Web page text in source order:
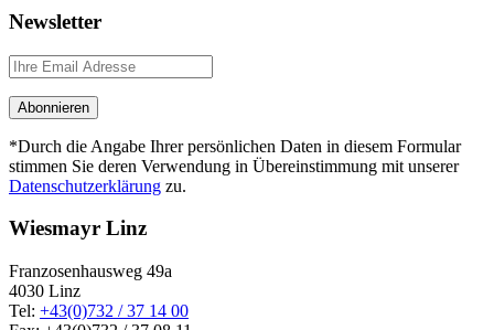
Newsletter
*Durch die Angabe Ihrer persönlichen Daten in diesem Formular
stimmen Sie deren Verwendung in Übereinstimmung mit unserer
Datenschutzerklärung zu.
Wiesmayr Linz
Franzosenhausweg 49a
4030 Linz
Tel: +43(0)732 / 37 14 00